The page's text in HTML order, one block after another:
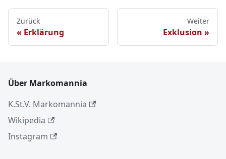
Zurück
Erklärung
Weiter
Exklusion
Über Markomannia
K.St.V. Markomannia
Wikipedia
Instagram